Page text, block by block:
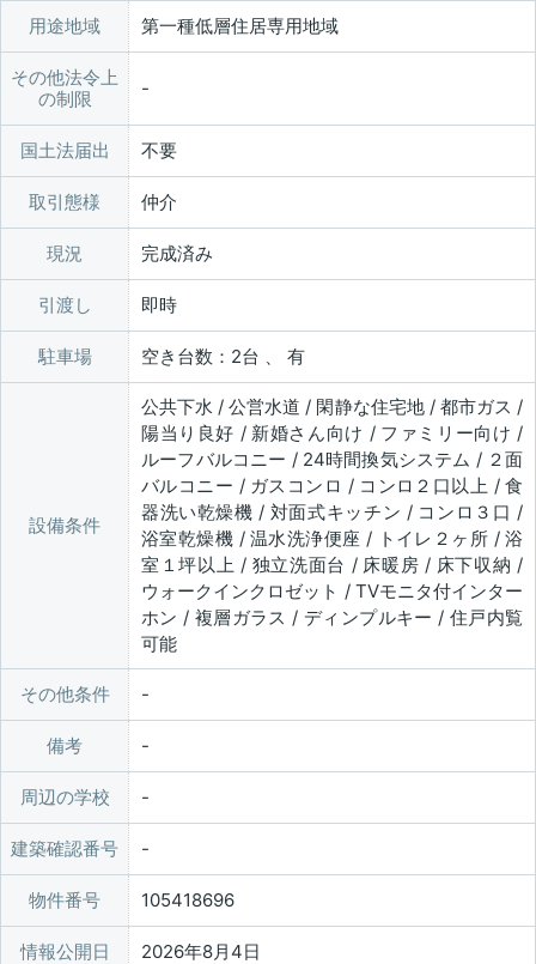
用途地域 第一種低層住居専用地域
その他法令上
の制限
国土法届出 不要
取引態様 仲介
現況 完成済み
引渡し 即時
駐車場 空き台数：2台 、 有
設備条件
公共下水 / 公営水道 / 閑静な住宅地 / 都市ガス /
陽当り良好 / 新婚さん向け / ファミリー向け /
ルーフバルコニー / 24時間換気システム / ２面
バルコニー / ガスコンロ / コンロ２口以上 / 食
器洗い乾燥機 / 対面式キッチン / コンロ３口 /
浴室乾燥機 / 温水洗浄便座 / トイレ２ヶ所 / 浴
室１坪以上 / 独立洗面台 / 床暖房 / 床下収納 /
ウォークインクロゼット / TVモニタ付インター
ホン / 複層ガラス / ディンプルキー / 住戸内覧
可能
その他条件
備考
周辺の学校
建築確認番号
物件番号 105418696
情報公開日 2026年8月4日